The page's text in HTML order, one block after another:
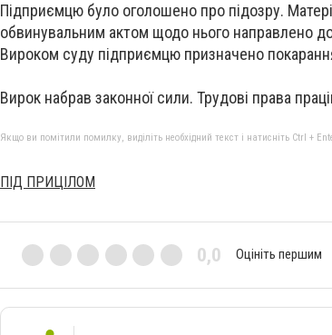
Підприємцю було оголошено про підозру.
обвинувальним актом щодо нього направлено
Вироком суду підприємцю призначено
Вирок набрав законної сили. Трудові права
Якщо ви помітили помилку, виділіть необхідний текст і натисніть Ctrl +
ПІД ПРИЦІЛОМ
0,0 Оцініть першим